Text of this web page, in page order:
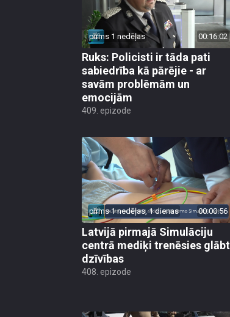
pirms 1 nedēļas 00:16:02
Ruks: Policisti ir tāda pati
sabiedrība kā pārējie - ar
savām problēmām un
emocijām
409. epizode
pirms 1 nedēļas, 1 dienas 00:00:56
Latvijā pirmajā Simulāciju
centrā mediķi trenēsies glābt
dzīvības
408. epizode